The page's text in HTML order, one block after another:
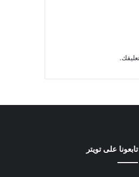
.
تابعونا على تويتر